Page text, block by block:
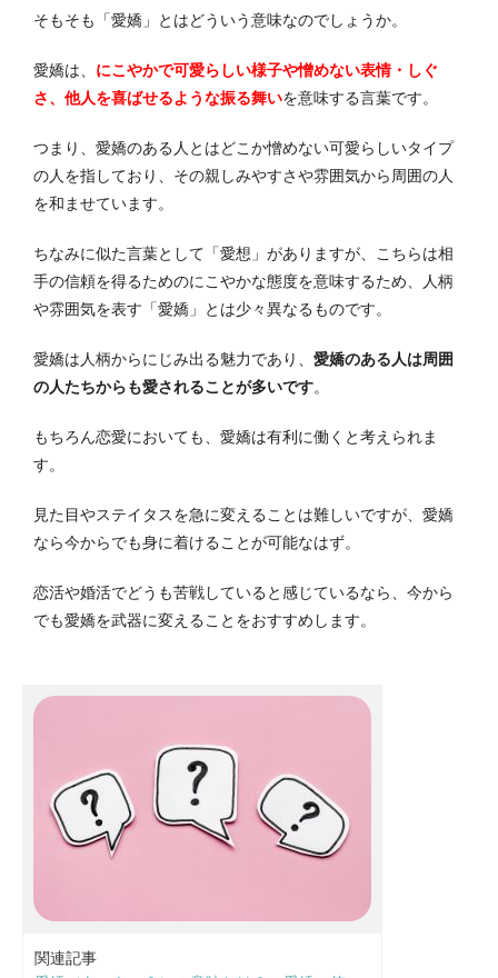
そもそも「愛嬌」とはどういう意味なのでしょうか。
愛嬌は、 にこやかで可愛らしい様子や憎めない表情・しぐ
さ、他人を喜ばせるような振る舞いを意味する言葉です。
つまり、愛嬌のある人とはどこか憎めない可愛らしいタイプ
の人を指しており、その親しみやすさや雰囲気から周囲の人
を和ませています。
ちなみに似た言葉として「愛想」がありますが、こちらは相
手の信頼を得るためのにこやかな態度を意味するため、人柄
や雰囲気を表す「愛嬌」とは少々異なるものです。
愛嬌は人柄からにじみ出る魅力であり、 愛嬌のある人は周囲
の人たちからも愛されることが多いです。
もちろん恋愛においても、愛嬌は有利に働くと考えられま
す。
見た目やステイタスを急に変えることは難しいですが、愛嬌
なら今からでも身に着けることが可能なはず。
恋活や婚活でどうも苦戦していると感じているなら、今から
でも愛嬌を武器に変えることをおすすめします。
関連記事